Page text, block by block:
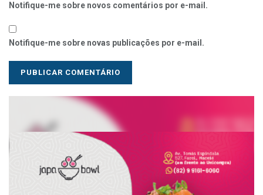
Notifique-me sobre novos comentários por e-mail.
Notifique-me sobre novas publicações por e-mail.